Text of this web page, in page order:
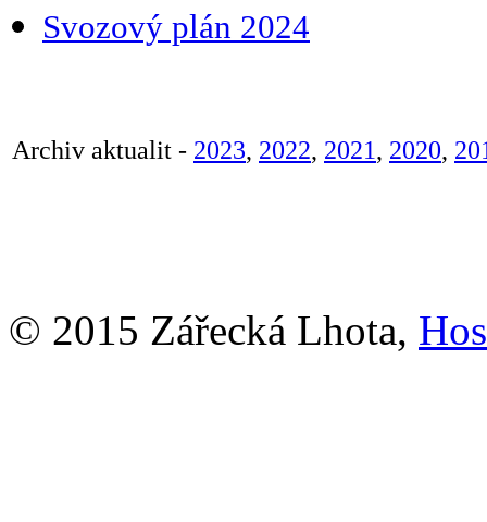
Svozový plán 2024
Archiv aktualit - 2023, 2022, 2021, 2020,
© 2015 Zářecká Lhota,